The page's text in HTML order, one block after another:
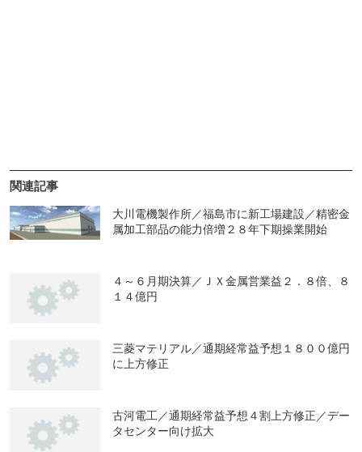
関連記事
大川電機製作所／福島市に新工場建設／精密金
属加工部品の能力倍増２８年下期操業開始
４～６月期決算／ＪＸ金属営業益２．８倍、８
１４億円
三菱マテリアル／通期経常益予想１８００億円
に上方修正
古河電工／通期経常益予想４割上方修正／デー
タセンター向け拡大